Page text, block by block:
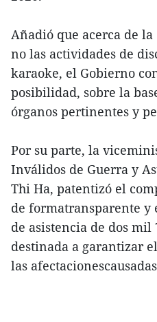
Añadió que acerca de
no las actividades de
karaoke, el Gobierno
posibilidad, sobre la
órganos pertinentes y
Por su parte, la
Inválidos de Guerra y
Thi Ha, patentizó el
de formatransparente y
de asistencia de dos
destinada a garantizar
las